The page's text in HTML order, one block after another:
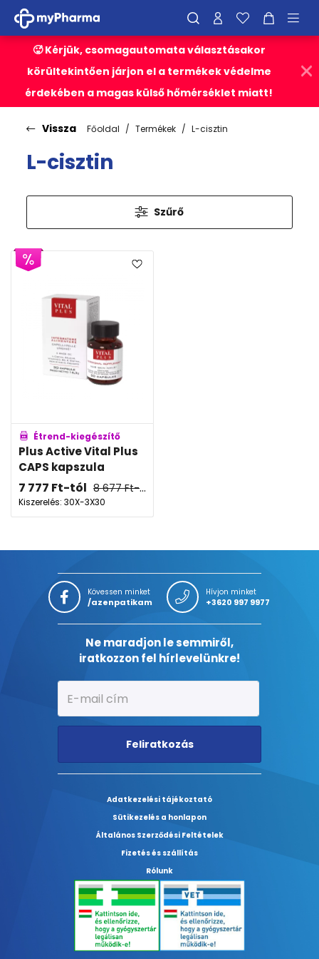
🥵 Kérjük, csomagautomata választásakor
körültekintően járjon el a termékek védelme
érdekében a magas külső hőmérséklet miatt!
Vissza Főoldal Termékek L-cisztin
L-cisztin
Szűrő
Étrend-kiegészítő
Plus Active Vital Plus
CAPS kapszula
7 777 Ft-tól 8 677Ft-tól
Kiszerelés: 30X-3X30
Kövessen minket
/azenpatikam
Hívjon minket
+3620 997 9977
Ne maradjon le semmiről,
iratkozzon fel hírlevelünkre!
Feliratkozás
Adatkezelési tájékoztató
Sütikezelés a honlapon
Általános Szerződési Feltételek
Fizetés és szállítás
Rólunk